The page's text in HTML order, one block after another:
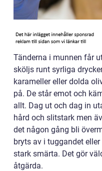
Tänderna i munnen får
sköljs runt syrliga
karameller eller dolda
på. De står emot och
allt. Dag ut och dag in
hård och slitstark men
det någon gång bli
bryts av i tuggandet
stark smärta. Det gör
åtgärda.